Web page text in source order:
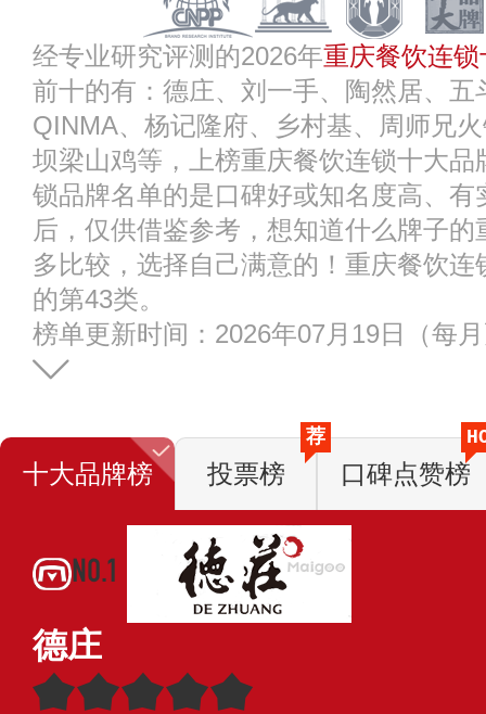
经专业研究评测的2026年重庆餐饮连
前十的有：德庄、刘一手、陶然居、五
QINMA、杨记隆府、乡村基、周师兄
坝梁山鸡等，上榜重庆餐饮连锁十大
锁品牌名单的是口碑好或知名度高、
后，仅供借鉴参考，想知道什么牌子
多比较，选择自己满意的！重庆餐饮
的第43类。
榜单更新时间：2026年07月19日（每
十大品牌榜 投票榜
荐
口碑点赞榜
NO.1
德庄